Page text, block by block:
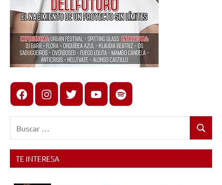
FacebookInstagram
X youtubespotify
Buscar
TE INTERESA